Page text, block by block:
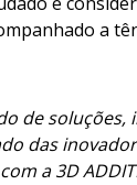
a
de
das
a 3D